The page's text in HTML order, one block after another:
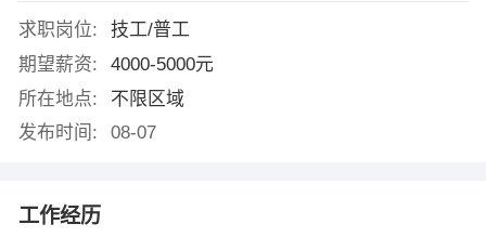
求职岗位:
技工/普工
期望薪资:
4000-5000元
所在地点:
不限区域
发布时间:
08-07
工作经历